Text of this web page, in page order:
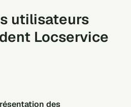
utilisateurs
Locservice